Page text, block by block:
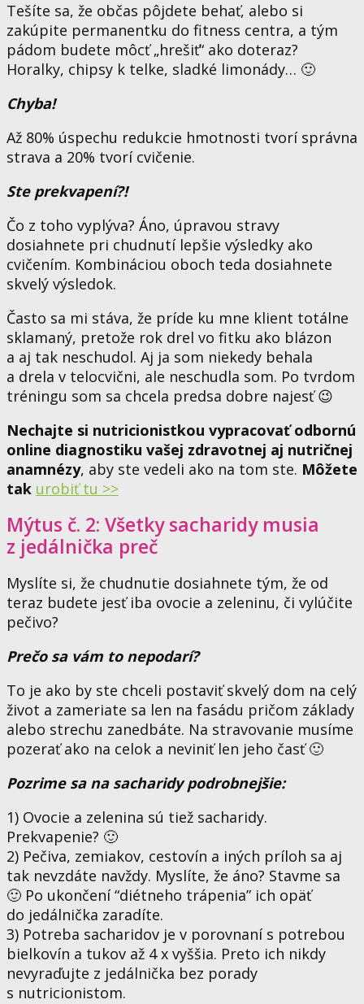
Tešíte sa, že občas pôjdete behať, alebo si
zakúpite permanentku do fitness centra, a tým
pádom budete môcť „hrešiť“ ako doteraz?
Horalky, chipsy k telke, sladké limonády… 🙂
Chyba!
Až 80% úspechu redukcie hmotnosti tvorí správna
strava a 20% tvorí cvičenie.
Ste prekvapení?!
Čo z toho vyplýva? Áno, úpravou stravy
dosiahnete pri chudnutí lepšie výsledky ako
cvičením. Kombináciou oboch teda dosiahnete
skvelý výsledok.
Často sa mi stáva, že príde ku mne klient totálne
sklamaný, pretože rok drel vo fitku ako blázon
a aj tak neschudol. Aj ja som niekedy behala
a drela v telocvični, ale neschudla som. Po tvrdom
tréningu som sa chcela predsa dobre najesť 😉
Nechajte si nutricionistkou vypracovať odbornú
online diagnostiku vašej zdravotnej aj nutričnej
anamnézy, aby ste vedeli ako na tom ste. Môžete
tak urobiť tu >>
Mýtus č. 2: Všetky sacharidy musia
z jedálnička preč
Myslíte si, že chudnutie dosiahnete tým, že od
teraz budete jesť iba ovocie a zeleninu, či vylúčite
pečivo?
Prečo sa vám to nepodarí?
To je ako by ste chceli postaviť skvelý dom na celý
život a zameriate sa len na fasádu pričom základy
alebo strechu zanedbáte. Na stravovanie musíme
pozerať ako na celok a neviniť len jeho časť 🙂
Pozrime sa na sacharidy podrobnejšie:
1) Ovocie a zelenina sú tiež sacharidy.
Prekvapenie? 🙂
2) Pečiva, zemiakov, cestovín a iných príloh sa aj
tak nevzdáte navždy. Myslíte, že áno? Stavme sa
🙂 Po ukončení “diétneho trápenia” ich opäť
do jedálnička zaradíte.
3) Potreba sacharidov je v porovnaní s potrebou
bielkovín a tukov až 4 x vyššia. Preto ich nikdy
nevyraďujte z jedálnička bez porady
s nutricionistom.